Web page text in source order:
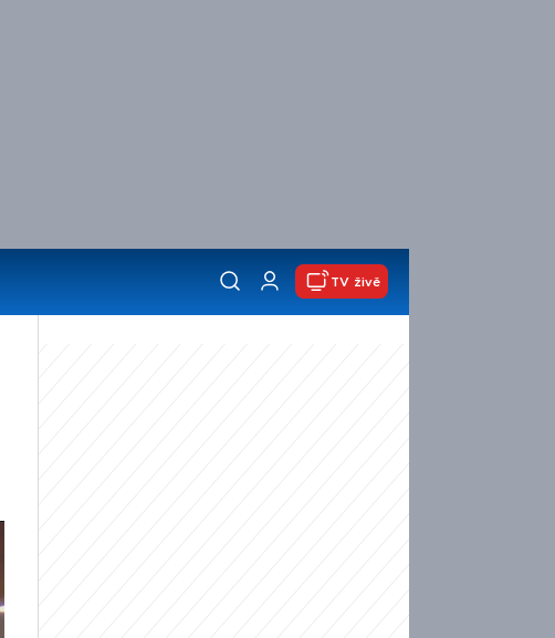
TV živě